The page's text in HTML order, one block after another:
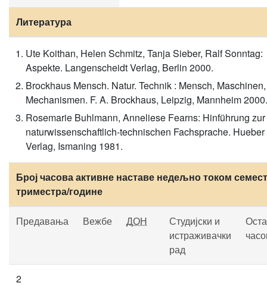
Литература
Ute Koithan, Helen Schmitz, Tanja Sieber, Ralf Sonntag:
Aspekte. Langenscheidt Verlag, Berlin 2000.
Brockhaus Mensch. Natur. Technik : Mensch, Maschinen,
Mechanismen. F. A. Brockhaus, Leipzig, Mannheim
Rosemarie Buhlmann, Anneliese Fearns: Hinführung zur
naturwissenschaftlich-technischen Fachsprache. Hueber
Verlag, Ismaning 1981.
Број часова активне наставе недељно током
триместра/године
Предавања Вежбе ДОН
Студијски и
истраживачки
рад
2